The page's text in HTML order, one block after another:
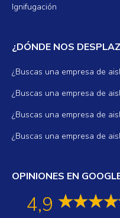
Ignifugación
¿DÓNDE NOS
¿Buscas una empresa de
¿Buscas una empresa de
¿Buscas una empresa de
¿Buscas una empresa de
OPINIONES EN
4,9